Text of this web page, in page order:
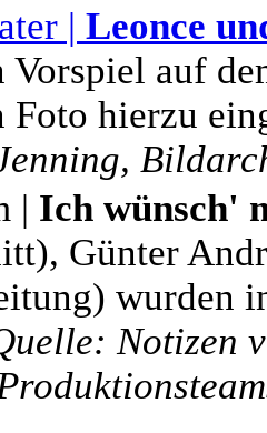
| Leonce
Vorspiel auf
Foto hierzu
| Ich wünsch'
Günter
wurden
Notizen